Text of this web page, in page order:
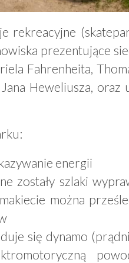
rekreacyjne
prezentujące
Fahrenheita,
Heweliusza, oraz
energii
zostały szlaki
można
się dynamo